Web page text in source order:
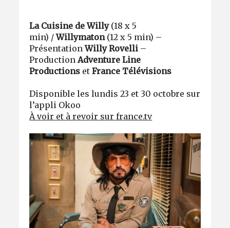
La Cuisine de Willy(18 x 5
min) /Willymaton(12 x 5 min) –
PrésentationWilly Rovelli –
ProductionAdventure Line
Productions etFrance Télévisions
Disponible les lundis 23 et 30 octobre sur
l’appli Okoo
À voir et à revoir sur france.tv